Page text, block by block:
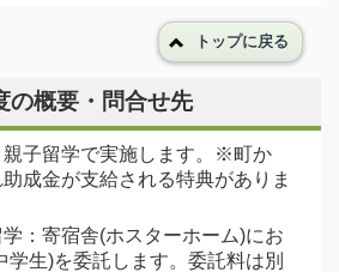
トップに戻る
の概要・問合せ先
親子留学で実施します。※町か
成金が支給される特典がありま
：寄宿舎(ホスターホーム)にお
学生)を委託します。委託料は別